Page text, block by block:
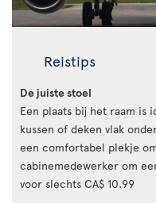
Reistips
De juiste stoel
Een plaats bij het raam is
kussen of deken vlak
een comfortabel plekje
cabinemedewerker om
voor slechts CA$ 10.99